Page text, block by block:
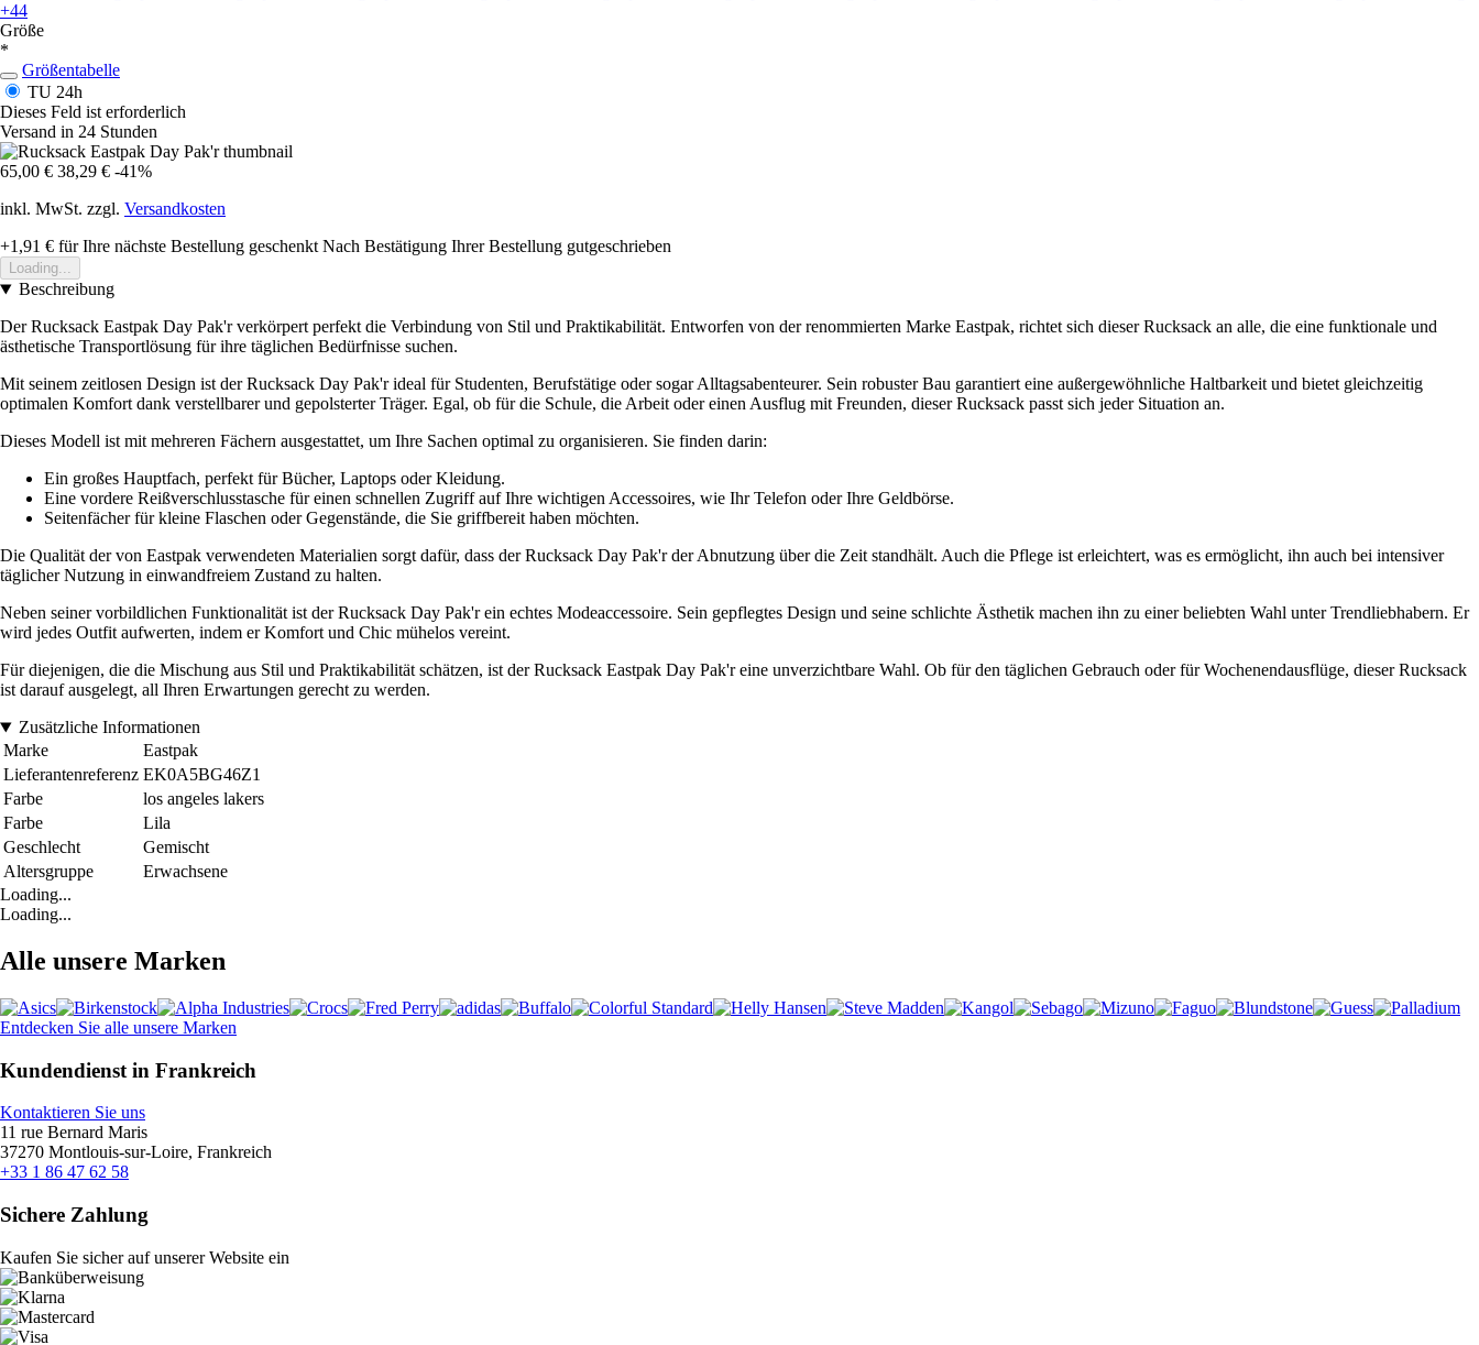
+44
Größe
*
Größentabelle
TU 24h
Dieses Feld ist erforderlich
Versand in 24 Stunden
65,00 € 38,29 € -41%
inkl. MwSt. zzgl. Versandkosten
+1,91 € für Ihre nächste Bestellung geschenkt Nach Bestätigung Ihrer Bestellung gutgeschrieben
Loading...
Beschreibung
Der Rucksack Eastpak Day Pak'r verkörpert perfekt die Verbindung von Stil und Praktikabilität. Entworfen von der renommierten Marke Eastpak, richtet sich dieser Rucksack an alle, die eine funktionale und
ästhetische Transportlösung für ihre täglichen Bedürfnisse suchen.
Mit seinem zeitlosen Design ist der Rucksack Day Pak'r ideal für Studenten, Berufstätige oder sogar Alltagsabenteurer. Sein robuster Bau garantiert eine außergewöhnliche Haltbarkeit und bietet gleichzeitig
optimalen Komfort dank verstellbarer und gepolsterter Träger. Egal, ob für die Schule, die Arbeit oder einen Ausflug mit Freunden, dieser Rucksack passt sich jeder Situation an.
Dieses Modell ist mit mehreren Fächern ausgestattet, um Ihre Sachen optimal zu organisieren. Sie finden darin:
Ein großes Hauptfach, perfekt für Bücher, Laptops oder Kleidung.
Eine vordere Reißverschlusstasche für einen schnellen Zugriff auf Ihre wichtigen Accessoires, wie Ihr Telefon oder Ihre Geldbörse.
Seitenfächer für kleine Flaschen oder Gegenstände, die Sie griffbereit haben möchten.
Die Qualität der von Eastpak verwendeten Materialien sorgt dafür, dass der Rucksack Day Pak'r der Abnutzung über die Zeit standhält. Auch die Pflege ist erleichtert, was es ermöglicht, ihn auch bei intensiver
täglicher Nutzung in einwandfreiem Zustand zu halten.
Neben seiner vorbildlichen Funktionalität ist der Rucksack Day Pak'r ein echtes Modeaccessoire. Sein gepflegtes Design und seine schlichte Ästhetik machen ihn zu einer beliebten Wahl unter Trendliebhabern. Er
wird jedes Outfit aufwerten, indem er Komfort und Chic mühelos vereint.
Für diejenigen, die die Mischung aus Stil und Praktikabilität schätzen, ist der Rucksack Eastpak Day Pak'r eine unverzichtbare Wahl. Ob für den täglichen Gebrauch oder für Wochenendausflüge, dieser Rucksack
ist darauf ausgelegt, all Ihren Erwartungen gerecht zu werden.
Zusätzliche Informationen
Marke
Eastpak
Lieferantenreferenz EK0A5BG46Z1
Farbe
los angeles lakers
Farbe
Lila
Geschlecht
Gemischt
Altersgruppe
Erwachsene
Loading...
Loading...
Alle unsere Marken
Entdecken Sie alle unsere Marken
Kundendienst in Frankreich
Kontaktieren Sie uns
11 rue Bernard Maris
37270 Montlouis-sur-Loire, Frankreich
+33 1 86 47 62 58
Sichere Zahlung
Kaufen Sie sicher auf unserer Website ein